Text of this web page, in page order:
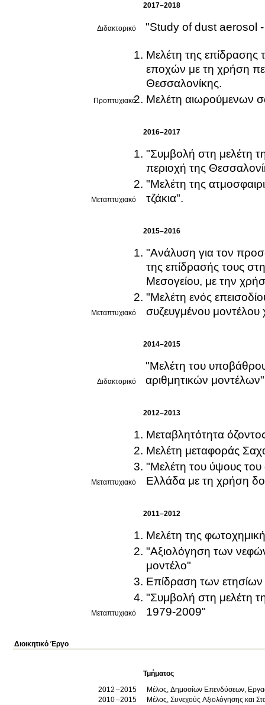
2017–2018
Διδακτορικό "Study of dust aerosol
Προπτυχιακό
Μελέτη της επίδρασης
εποχών με τη χρήση
Θεσσαλονίκης.
Μελέτη αιωρούμενων
2016–2017
Μεταπτυχιακό
"Συμβολή στη μελέτη
περιοχή της
"Μελέτη της
τζάκια".
2015–2016
Μεταπτυχιακό
"Ανάλυση για τον
της επίδρασής τους
Μεσογείου, με την
"Μελέτη ενός
συζευγμένου μοντέλου
2014–2015
Διδακτορικό
"Μελέτη του
αριθμητικών μοντέλων"
2012–2013
Μεταπτυχιακό
Μελέτη μεταφοράς
"Μελέτη του ύψους
Ελλάδα με τη χρήση
2011–2012
Μεταπτυχιακό
Μελέτη της
"Αξιολόγηση των νεφών
μοντέλο"
Επίδραση των ετησίων
"Συμβολή στη μελέτη
1979-2009"
Διοικητικό Έργο
Τμήματος
2012
2015
Μέλος, Δημοσίων Επενδύσεων,
2010
2015
Μέλος, Συνεχούς Αξιολόγησης και